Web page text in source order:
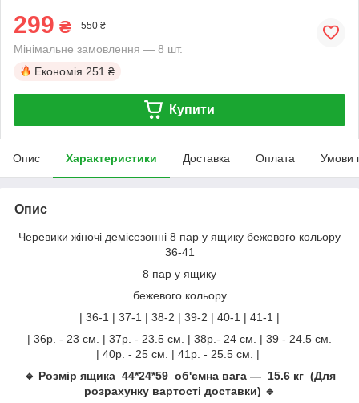
299 ₴ 550 ₴
Мінімальне замовлення — 8 шт.
Економія 251 ₴
Купити
Опис Характеристики Доставка Оплата Умови
Опис
Черевики жіночі демісезонні 8 пар у ящику бежевого кольору
36-41
8 пар у ящику
бежевого кольору
| 36-1 | 37-1 | 38-2 | 39-2 | 40-1 | 41-1 |
| 36р. - 23 см. | 37р. - 23.5 см. | 38р.- 24 см. | 39 - 24.5 см.
| 40р. - 25 см. | 41р. - 25.5 см. |
🔹 Розмір ящика 44*24*59 об'ємна вага — 15.6 кг (Для
розрахунку вартості доставки) 🔹